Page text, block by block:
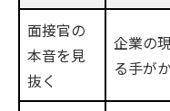
面接官の
本音を見
抜く
企業の
る手が